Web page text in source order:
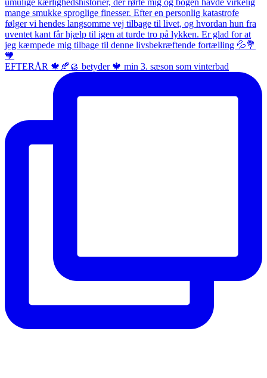
EFTERÅR 🍁🍂🥮 betyder 🍁 min 3. sæson som vinterbad